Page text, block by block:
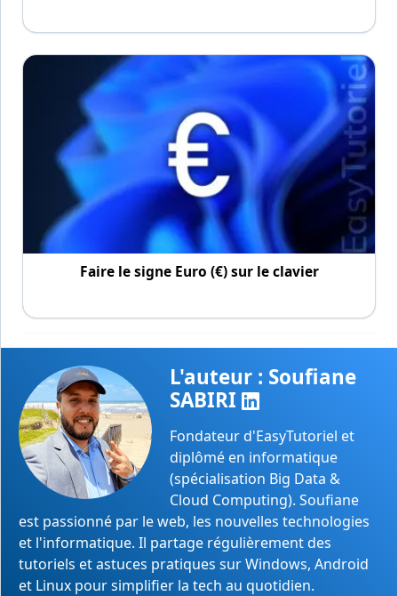
Faire le signe Euro (€) sur le clavier
L'auteur : Soufiane
SABIRI
Fondateur d'EasyTutoriel et
diplômé en informatique
(spécialisation Big Data &
Cloud Computing). Soufiane
est passionné par le web, les nouvelles technologies
et l'informatique. Il partage régulièrement des
tutoriels et astuces pratiques sur Windows, Android
et Linux pour simplifier la tech au quotidien.